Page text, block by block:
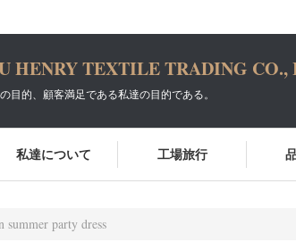
HENRY TEXTILE TRADING CO.,
目的、顧客満足である私達の目的である。
私達について 工場旅行
summer party dress